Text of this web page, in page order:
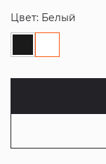
Цвет: Белый